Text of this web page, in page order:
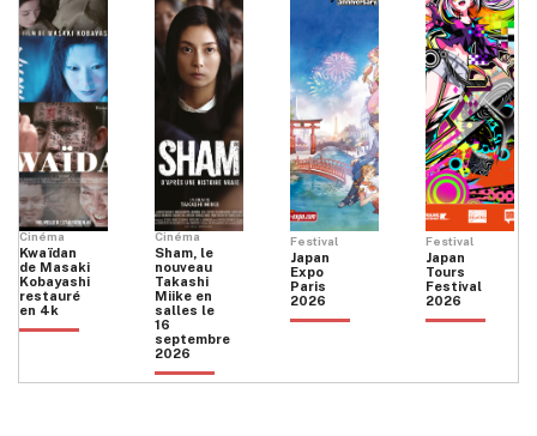
Cinéma
Kwaïdan
de Masaki
Kobayashi
restauré
en 4k
Cinéma
Sham, le
nouveau
Takashi
Miike en
salles le
16
septembre
2026
Festival
Japan
Expo
Paris
2026
Festival
Japan
Tours
Festival
2026